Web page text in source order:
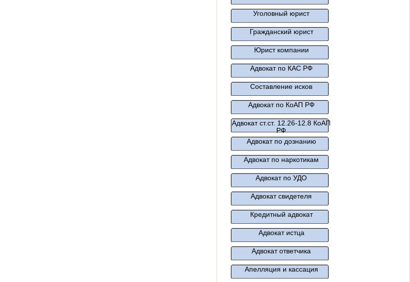
Уголовный юрист
Гражданский юрист
Юрист компании
Адвокат по КАС РФ
Составление исков
Адвокат по КоАП РФ
Адвокат ст.ст. 12.26-12.8 КоАП
РФ
Адвокат по дознанию
Адвокат по наркотикам
Адвокат по УДО
Адвокат свидетеля
Кредитный адвокат
Адвокат истца
Адвокат ответчика
Апелляция и кассация